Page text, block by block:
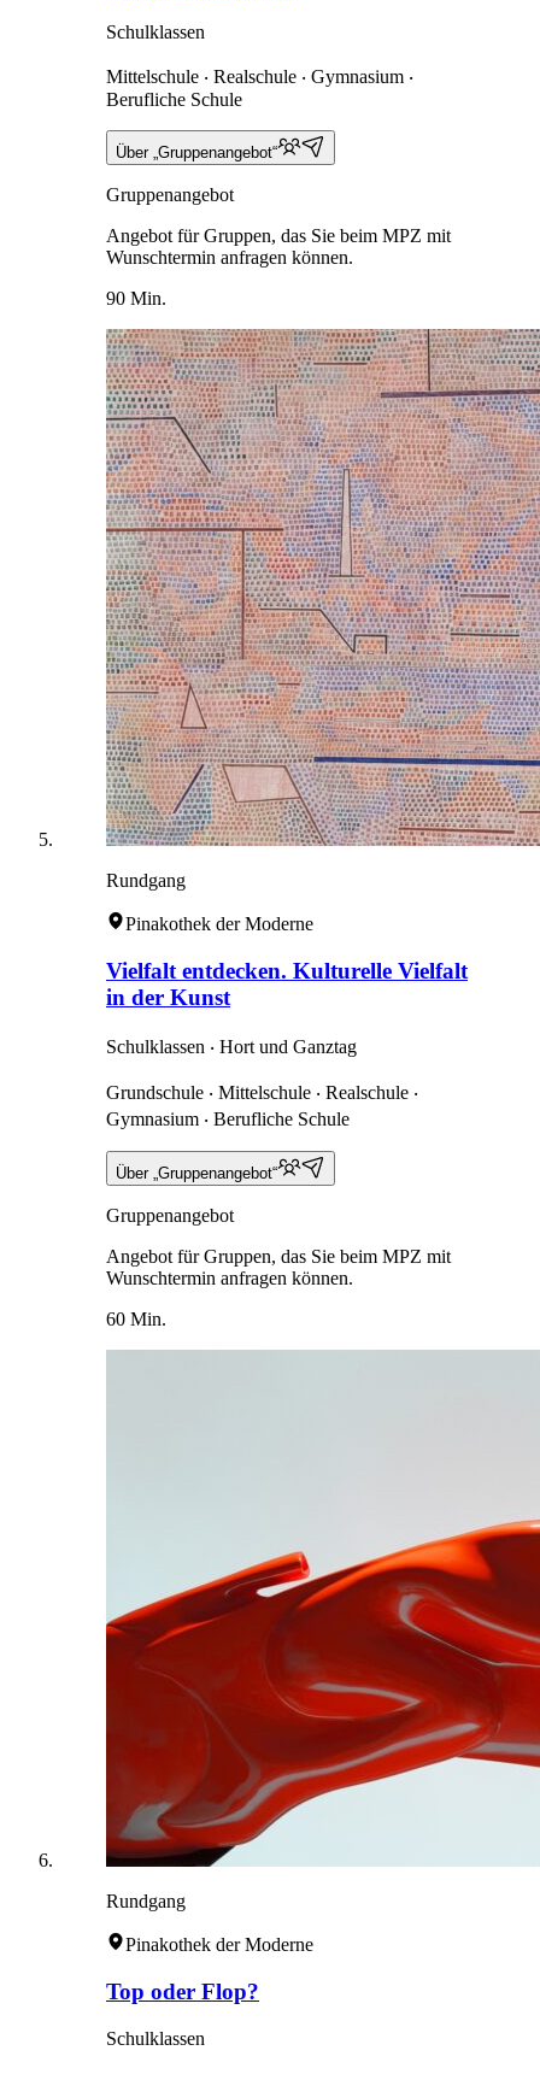
Schulklassen
Mittelschule ‧ Realschule ‧ Gymnasium ‧
Berufliche Schule
Über „Gruppenangebot“
Gruppenangebot
Angebot für Gruppen, das Sie beim MPZ mit
Wunschtermin anfragen können.
90 Min.
Rundgang
Pinakothek der Moderne
Vielfalt entdecken. Kulturelle Vielfalt
in der Kunst
Schulklassen ‧ Hort und Ganztag
Grundschule ‧ Mittelschule ‧ Realschule ‧
Gymnasium ‧ Berufliche Schule
Über „Gruppenangebot“
Gruppenangebot
Angebot für Gruppen, das Sie beim MPZ mit
Wunschtermin anfragen können.
60 Min.
Rundgang
Pinakothek der Moderne
Top oder Flop?
Schulklassen